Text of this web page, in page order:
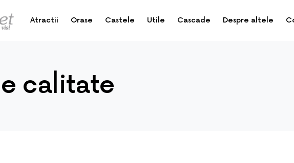
Atractii Orase Castele Utile Cascade Despre altele
calitate